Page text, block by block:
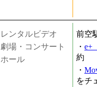
レンタルビデオ
劇場・コンサート
ホール
前空
・ e+
約
・
をチ